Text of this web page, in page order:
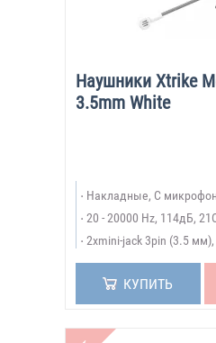
Наушники Xtrike
3.5mm White
Накладные, С
20 - 20000 Hz, 114дБ,
2xmini-jack 3pin (3.5 мм),
КУПИТЬ